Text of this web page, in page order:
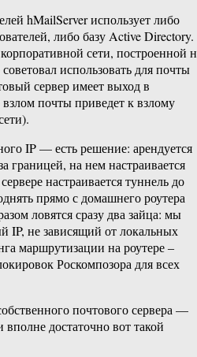
hMailServer использует либо
либо базу Active Directory.
сети, построенной
использовать для почты
сервер имеет выход в
почты приведет к взлому
IP — есть решение: арендуется
границей, на нем настраивается
настраивается туннель до
прямо с домашнего роутера
ловятся сразу два зайца: мы
IP, не зависящий от локальных
маршрутизации на роутере ‒
Роскомпозора для всех
почтового сервера —
достаточно вот такой